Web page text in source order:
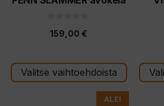
ä
159,00 €
Valitse vaihtoehdoista
ALE!